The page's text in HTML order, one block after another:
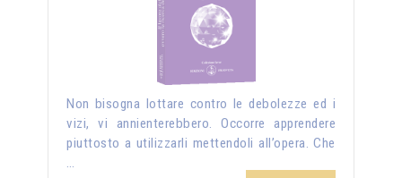
Non bisogna lottare contro le debolezze ed i
vizi, vi annienterebbero. Occorre apprendere
piuttosto a utilizzarli mettendoli all’opera. Che
…